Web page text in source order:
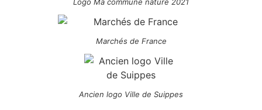
Marchés de France
Ancien logo Ville de Suippes